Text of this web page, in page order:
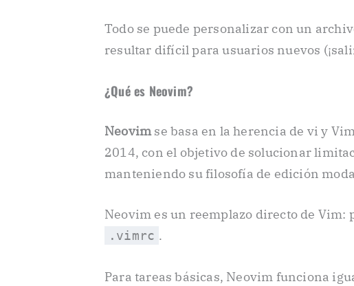
Todo se puede personalizar con un
resultar difícil para usuarios nuevos
¿Qué es Neovim?
Neovimse basa en la herencia de vi y
2014, con el objetivo de solucionar
manteniendo su filosofía de edición
Neovim es un reemplazo directo de Vim:
.vimrc .
Para tareas básicas, Neovim funciona